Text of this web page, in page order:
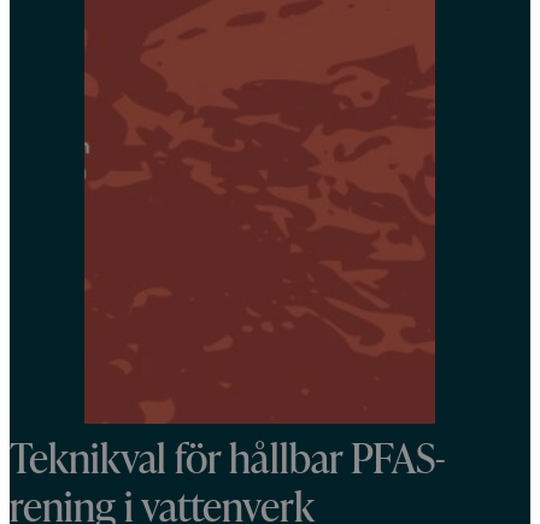
Teknikval för hållbar PFAS-
rening i vattenverk